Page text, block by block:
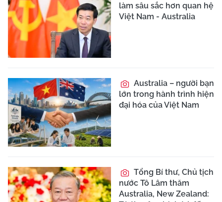
làm sâu sắc hơn quan hệ
Việt Nam - Australia
Australia – người bạn
lớn trong hành trình hiện
đại hóa của Việt Nam
Tổng Bí thư, Chủ tịch
nước Tô Lâm thăm
Australia, New Zealand: